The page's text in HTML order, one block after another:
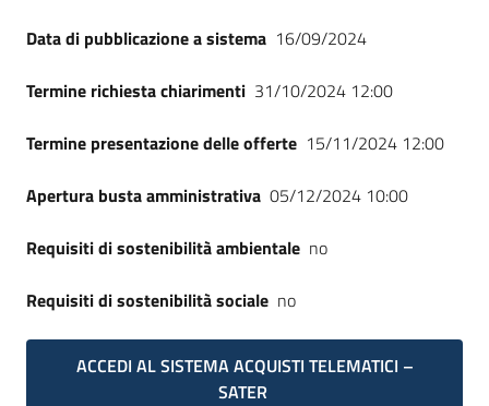
Data di pubblicazione a sistema 16/09/2024
Termine richiesta chiarimenti 31/10/2024 12:00
Termine presentazione delle offerte 15/11/2024 12:00
Apertura busta amministrativa 05/12/2024 10:00
Requisiti di sostenibilità ambientale no
Requisiti di sostenibilità sociale no
ACCEDI AL SISTEMA ACQUISTI TELEMATICI –
SATER